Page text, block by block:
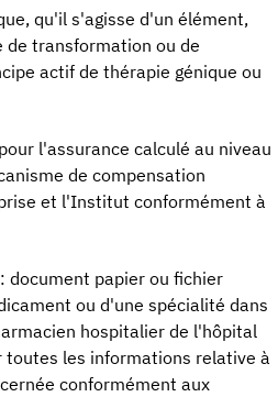
qu'il s'agisse d'un élément,
transformation ou de
actif de thérapie génique ou
l'assurance calculé au niveau
de compensation
et l'Institut conformément à
papier ou fichier
ou d'une spécialité dans
hospitalier de l'hôpital
les informations relative à
conformément aux